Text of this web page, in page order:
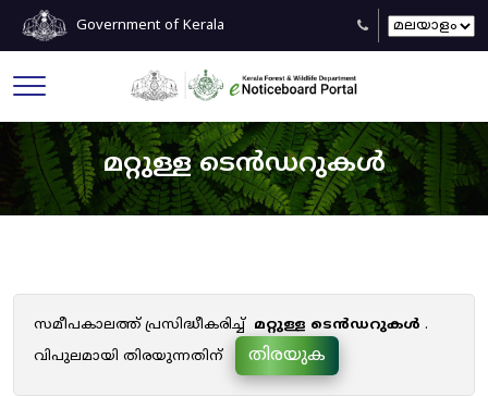
Government of Kerala
മറ്റുള്ള ടെൻഡറുകൾ
സമീപകാലത്ത് പ്രസിദ്ധീകരിച്ച് മറ്റുള്ള ടെൻഡറുകൾ .
വിപുലമായി തിരയുന്നതിന്
തിരയുക